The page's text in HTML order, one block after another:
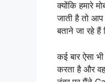
क्योंकि हमारे
जाती है तो
बताने जा रहे
कई बार ऐसा
करता है और